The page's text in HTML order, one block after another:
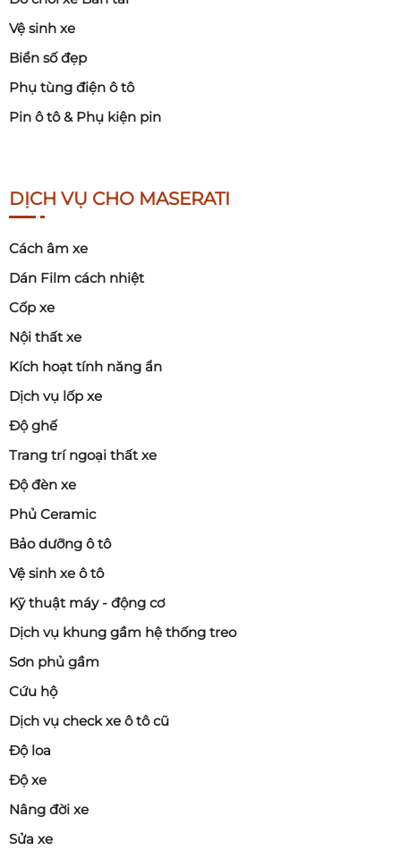
Vệ sinh xe
Biển số đẹp
Phụ tùng điện ô tô
Pin ô tô & Phụ kiện pin
DỊCH VỤ CHO MASERATI
Cách âm xe
Dán Film cách nhiệt
Cốp xe
Nội thất xe
Kích hoạt tính năng ẩn
Dịch vụ lốp xe
Độ ghế
Trang trí ngoại thất xe
Độ đèn xe
Phủ Ceramic
Bảo dưỡng ô tô
Vệ sinh xe ô tô
Kỹ thuật máy - động cơ
Dịch vụ khung gầm hệ thống treo
Sơn phủ gầm
Cứu hộ
Dịch vụ check xe ô tô cũ
Độ loa
Độ xe
Nâng đời xe
Sửa xe